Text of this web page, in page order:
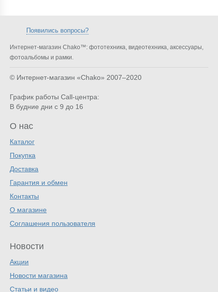
Появились вопросы?
Интернет-магазин Chako™: фототехника, видеотехника, аксессуары,
фотоальбомы и рамки.
© Интернет-магазин «Chako» 2007–2020
График работы Call-центра:
В будние дни с 9 до 16
О нас
Каталог
Покупка
Доставка
Гарантия и обмен
Контакты
О магазине
Соглашения пользователя
Новости
Акции
Новости магазина
Статьи и видео